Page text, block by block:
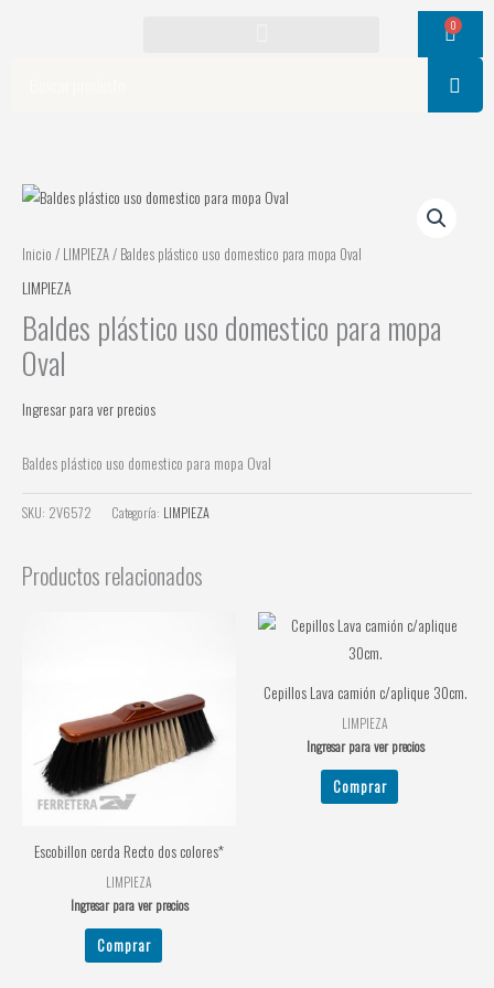
0
Cart
Inicio / LIMPIEZA/ Baldes plástico uso domestico para mopa Oval
LIMPIEZA
Baldes plástico uso domestico para mopa
Oval
Ingresar para ver precios
Baldes plástico uso domestico para mopa Oval
SKU: 2V6572 Categoría: LIMPIEZA
Productos relacionados
Escobillon cerda Recto dos colores*
LIMPIEZA
Ingresar para ver precios
Comprar
Cepillos Lava camión c/aplique 30cm.
LIMPIEZA
Ingresar para ver precios
Comprar